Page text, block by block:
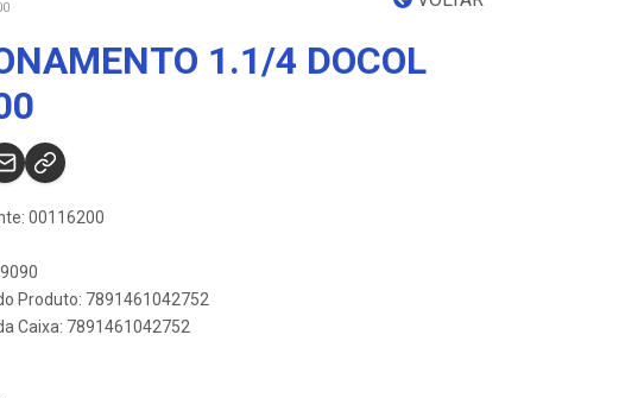
1.1/4 DOCOL
00116200
Produto: 7891461042752
Caixa: 7891461042752